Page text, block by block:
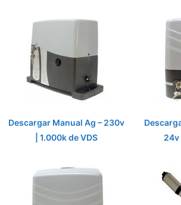
Descargar Manual Ag – 230v
| 1.000k de VDS
24v